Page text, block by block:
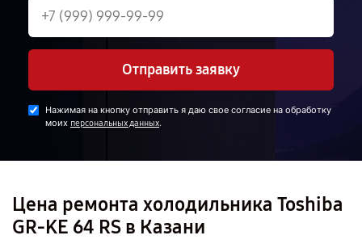
Отправить заявку
Нажимая на кнопку отправить я даю свое согласие на обработку
моих персональных данных.
Цена ремонта холодильника Toshiba
GR-KE 64 RS в Казани